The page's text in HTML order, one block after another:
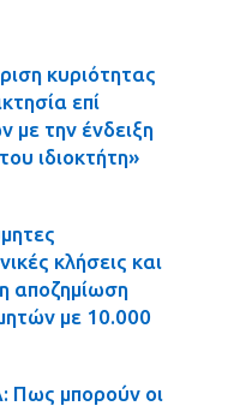
κυριότητας
επί
με την ένδειξη
ιδιοκτήτη»
κλήσεις και
αποζημίωση
με 10.000
μπορούν οι